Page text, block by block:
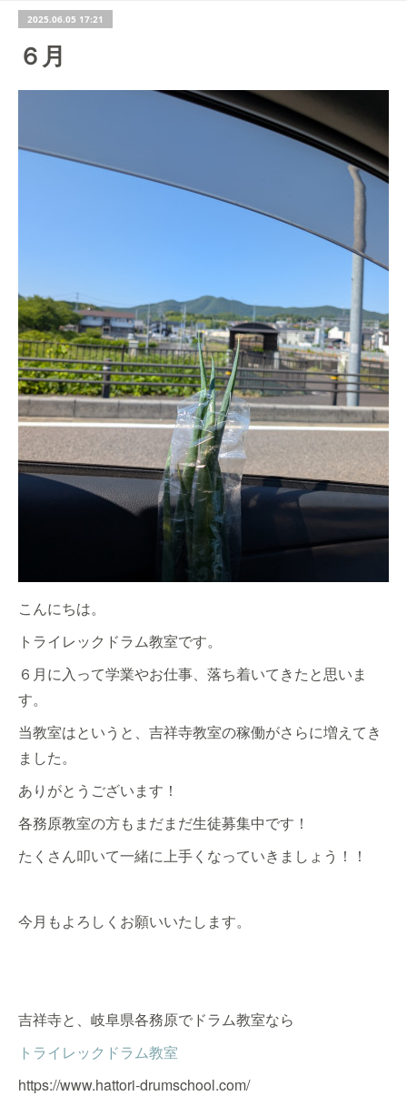
2025.06.05 17:21
６月
こんにちは。
トライレックドラム教室です。
６月に入って学業やお仕事、落ち着いてきたと思いま
す。
当教室はというと、吉祥寺教室の稼働がさらに増えてき
ました。
ありがとうございます！
各務原教室の方もまだまだ生徒募集中です！
たくさん叩いて一緒に上手くなっていきましょう！！
今月もよろしくお願いいたします。
吉祥寺と、岐阜県各務原でドラム教室なら
トライレックドラム教室
https://www.hattori-drumschool.com/